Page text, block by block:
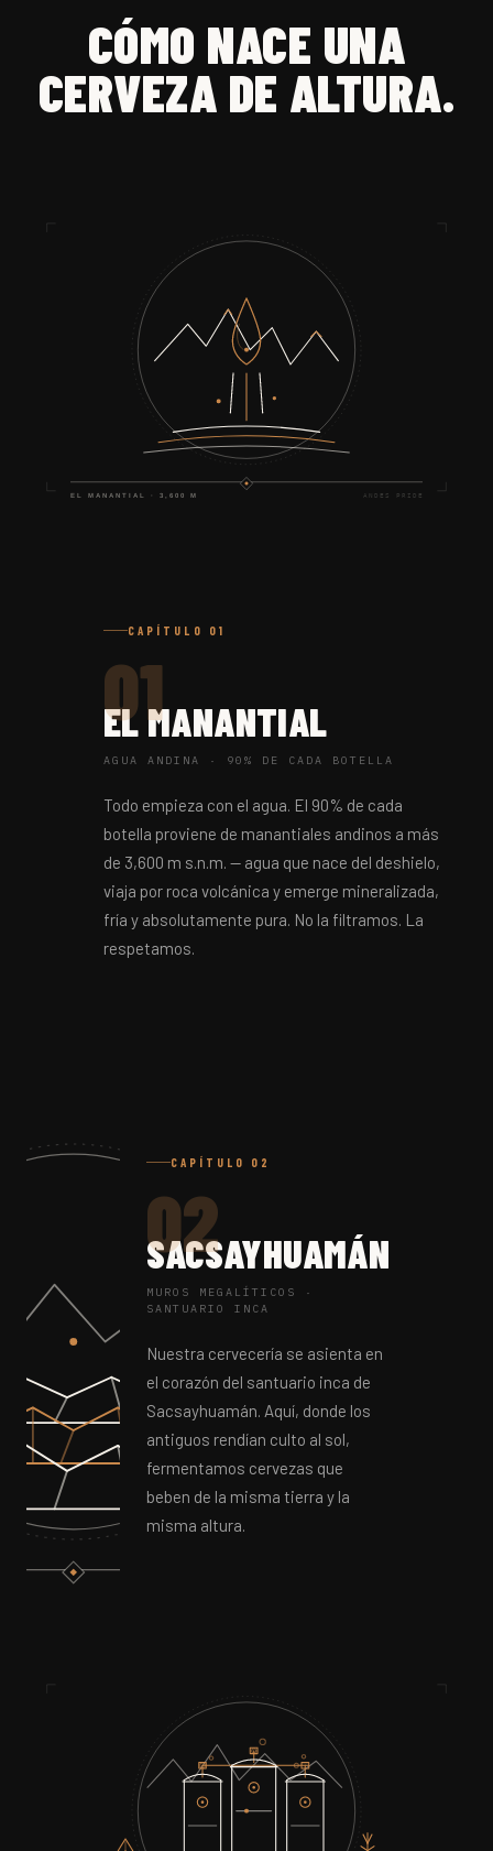
CÓMO NACE UNA
CERVEZA DE ALTURA.
CAPÍTULO 01
01
EL MANANTIAL
AGUA ANDINA · 90% DE CADA BOTELLA
Todo empieza con el agua. El 90% de cada
botella proviene de manantiales andinos a más
de 3,600 m s.n.m. — agua que nace del deshielo,
viaja por roca volcánica y emerge mineralizada,
fría y absolutamente pura. No la filtramos. La
respetamos.
CAPÍTULO 02
02
SACSAYHUAMÁN
MUROS MEGALÍTICOS ·
SANTUARIO INCA
Nuestra cervecería se asienta en
el corazón del santuario inca de
Sacsayhuamán. Aquí, donde los
antiguos rendían culto al sol,
fermentamos cervezas que
beben de la misma tierra y la
misma altura.